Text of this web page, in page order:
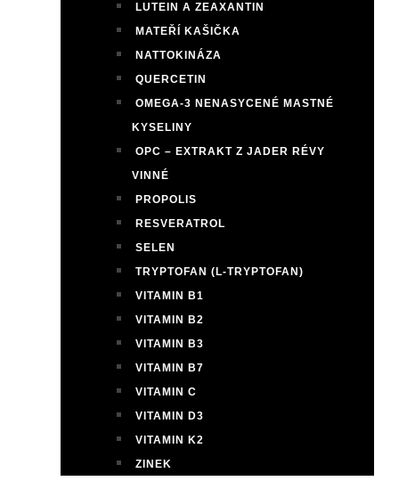
LUTEIN A ZEAXANTIN
MATEŘÍ KAŠIČKA
NATTOKINÁZA
QUERCETIN
OMEGA-3 NENASYCENÉ MASTNÉ
KYSELINY
OPC – EXTRAKT Z JADER RÉVY
VINNÉ
PROPOLIS
RESVERATROL
SELEN
TRYPTOFAN (L-TRYPTOFAN)
VITAMIN B1
VITAMIN B2
VITAMIN B3
VITAMIN B7
VITAMIN C
VITAMIN D3
VITAMIN K2
ZINEK